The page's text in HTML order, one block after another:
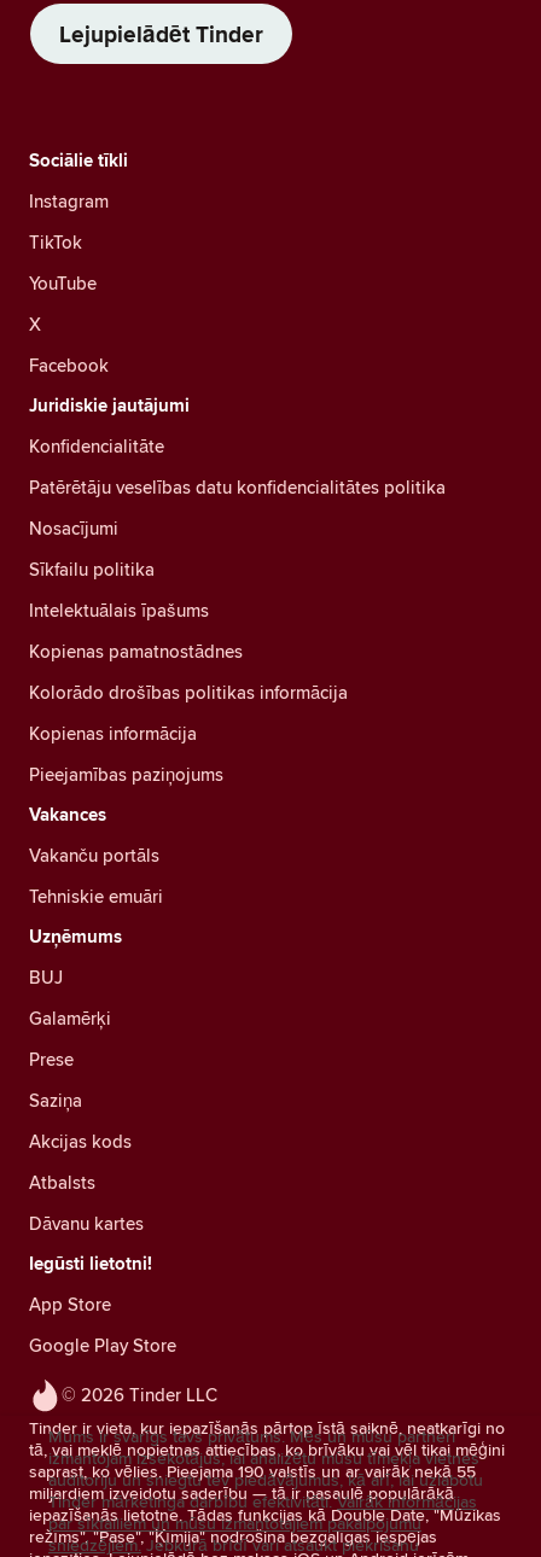
Lejupielādēt Tinder
© 2026 Tinder LLC
Tinder ir vieta, kur iepazīšanās pārtop īstā saiknē, neatkarīgi no
tā, vai meklē nopietnas attiecības, ko brīvāku vai vēl tikai mēģini
saprast, ko vēlies. Pieejama 190 valstīs un ar vairāk nekā 55
miljardiem izveidotu saderību — tā ir pasaulē populārākā
iepazīšanās lietotne. Tādas funkcijas kā Double Date, "Mūzikas
režīms", "Pase", "Ķīmija" nodrošina bezgalīgas iespējas
Sociālie tīkli
Instagram
TikTok
YouTube
X
Facebook
Juridiskie jautājumi
Konfidencialitāte
Patērētāju veselības datu konfidencialitātes politika
Nosacījumi
Sīkfailu politika
Intelektuālais īpašums
Kopienas pamatnostādnes
Kolorādo drošības politikas informācija
Kopienas informācija
Pieejamības paziņojums
Vakances
Vakanču portāls
Tehniskie emuāri
Uzņēmums
BUJ
Galamērķi
Prese
Saziņa
Akcijas kods
Atbalsts
Dāvanu kartes
Iegūsti lietotni!
App Store
Google Play Store
Mums ir svarīgs tavs privātums. Mēs un mūsu partneri
izmantojam izsekotājus, lai analizētu mūsu tīmekļa vietnes
auditoriju un sniegtu tev piedāvājumus, kā arī, lai uzlabotu
Tinder mārketinga darbību efektivitāti. Vairāk informācijas
par sīkfailiem un mūsu izmantotajiem pakalpojumu
sniedzējiem. Jebkurā brīdī vari atsaukt piekrišanu